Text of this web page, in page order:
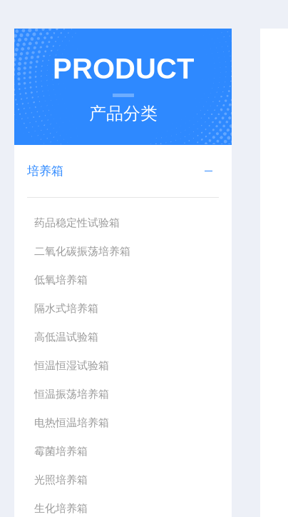
PRODUCT
产品分类
培养箱
药品稳定性试验箱
二氧化碳振荡培养箱
低氧培养箱
隔水式培养箱
高低温试验箱
恒温恒湿试验箱
恒温振荡培养箱
电热恒温培养箱
霉菌培养箱
光照培养箱
生化培养箱